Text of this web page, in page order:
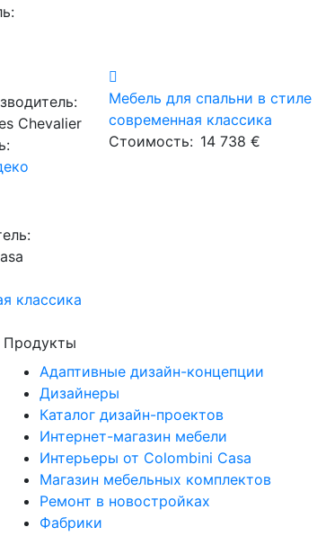
Chevalier
Мебель для спальни в стиле
современная классика
Стоимость: 14 738 €
классика
Продукты
Адаптивные дизайн-концепции
Дизайнеры
Каталог дизайн-проектов
Интернет-магазин мебели
Интерьеры от Colombini Casa
Магазин мебельных комплектов
Ремонт в новостройках
Фабрики